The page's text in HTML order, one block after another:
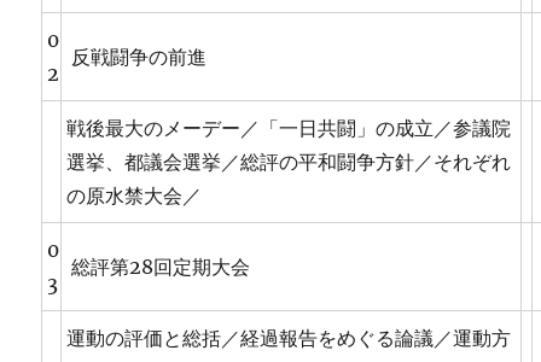
0
2
反戦闘争の前進
戦後最大のメーデー／「一日共闘」の成立／参議院
選挙、都議会選挙／総評の平和闘争方針／それぞれ
の原水禁大会／
0
3
総評第28回定期大会
運動の評価と総括／経過報告をめぐる論議／運動方